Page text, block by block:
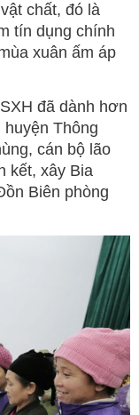
chất, đó là
tín dụng chính
xuân ấm áp
đã dành hơn
Thông
cán bộ lão
kết, xây Bia
Biên phòng